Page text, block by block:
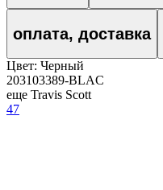
оплата, доставка
Цвет: Черный
203103389-BLAC
еще Travis Scott
47